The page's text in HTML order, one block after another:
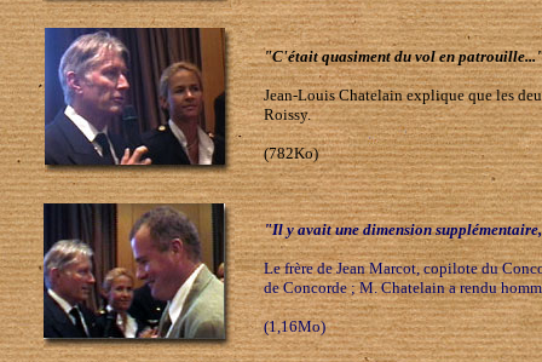
"C'était quasiment du vol en
Jean-Louis Chatelain explique que les
Roissy.
(782Ko)
"Il y avait une dimension
Le frère de Jean Marcot, copilote du
de Concorde ; M. Chatelain a rendu
(1,16Mo)